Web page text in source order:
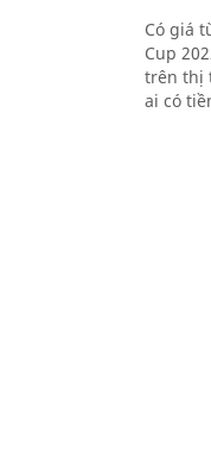
Có giá
Cup
trên thị
ai có